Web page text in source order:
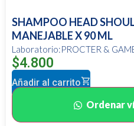
SHAMPOO HEAD
MANEJABLE X 90 ML
Laboratorio:PROCTER &
$4.800
Añadir al carrito
Ordenar